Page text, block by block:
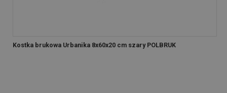
Kostka brukowa Urbanika 8x60x20 cm szary POLBRUK